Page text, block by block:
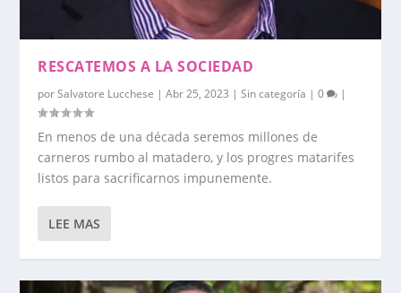
RESCATEMOS A LA SOCIEDAD
porSalvatore Lucchese |Abr 25, 2023 |Sin categoría |0 |
En menos de una década seremos millones de
carneros rumbo al matadero, y los progres matarifes
listos para sacrificarnos impunemente.
LEE MAS